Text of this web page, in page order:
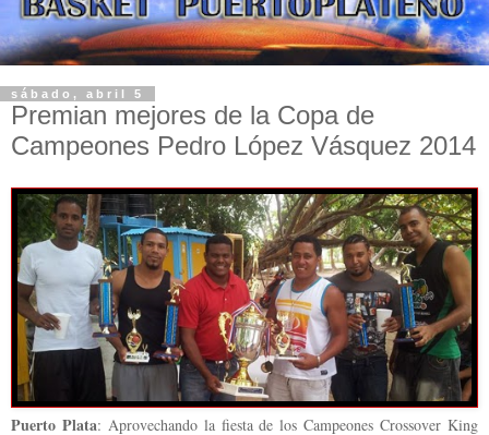
sábado, abril 5
Premian mejores de la Copa de
Campeones Pedro López Vásquez 2014
Puerto Plata: Aprovechando la fiesta de los Campeones Crossover King